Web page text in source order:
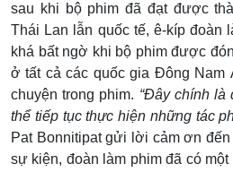
sau khi bộ phim đã đạt được
Thái Lan lẫn quốc tế, ê-kíp đoàn
khá bất ngờ khi bộ phim được
ở tất cả các quốc gia Đông Nam
chuyện trong phim. “Đây chính là
thể tiếp tục thực hiện những tác
Pat Bonnitipat gửi lời cảm ơn
sự kiện, đoàn làm phim đã có